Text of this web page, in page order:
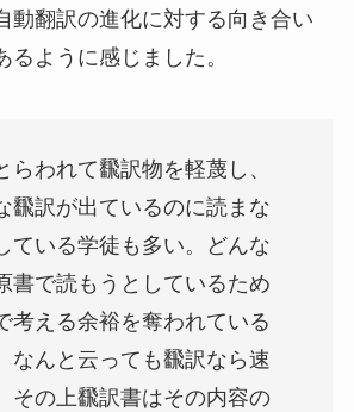
動翻訳の進化に対する向き合い
るように感じました。
らわれて飜訳物を軽蔑し、
飜訳が出ているのに読まな
ている学徒も多い。どんな
書で読もうとしているため
考える余裕を奪われている
なんと云っても飜訳なら速
その上飜訳書はその内容の